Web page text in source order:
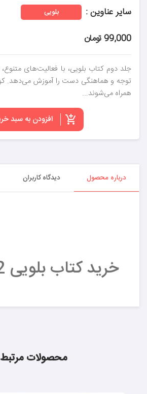
سایر عناوین : بلویی
99,000 تومان
جلد دوم کتاب بلویی، با فعالیت‌های
توجه و هماهنگی دست را آموزش می‌دهد.
همراه می‌شوند...
افزودن به سبد
درباره محصول دیدگاه کاربران
خرید کتاب بلویی 2 :
محصولات مرتبط